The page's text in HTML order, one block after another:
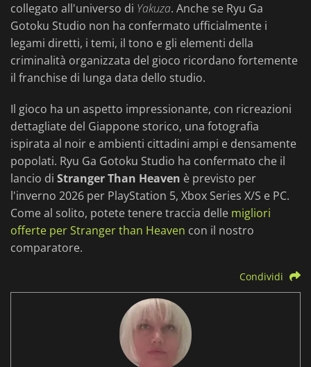
collegato all'universo di Yakuza. Anche se Ryu Ga
Gotoku Studio non ha confermato ufficialmente i
legami diretti, i temi, il tono e gli elementi della
criminalità organizzata del gioco ricordano fortemente
il franchise di lunga data dello studio.
Il gioco ha un aspetto impressionante, con ricreazioni
dettagliate del Giappone storico, una fotografia
ispirata al noir e ambienti cittadini ampi e densamente
popolati. Ryu Ga Gotoku Studio ha confermato che il
lancio di Stranger Than Heaven è previsto per
l'inverno 2026 per PlayStation 5, Xbox Series X/S e PC.
Come al solito, potete tenere traccia delle migliori
offerte per Stranger than Heaven con il nostro
comparatore.
Condividi